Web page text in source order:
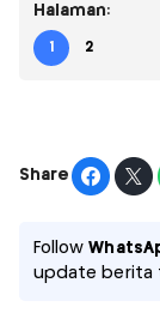
Halaman:
1 2
Share
Follow
update berita